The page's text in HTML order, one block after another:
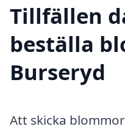
Tillfällen
beställa
Burseryd
Att skicka